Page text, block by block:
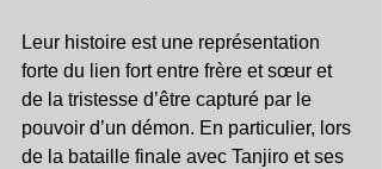
Leur histoire est une représentation
forte du lien fort entre frère et sœur et
de la tristesse d’être capturé par le
pouvoir d’un démon. En particulier, lors
de la bataille finale avec Tanjiro et ses